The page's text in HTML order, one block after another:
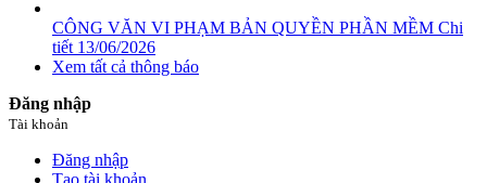
CÔNG VĂN VI PHẠM BẢN QUYỀN PHẦN MỀM Chi
tiết 13/06/2026
Xem tất cả thông báo
Đăng nhập
Tài khoản
Đăng nhập
Tạo tài khoản